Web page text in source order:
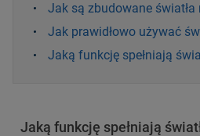
Jak są zbudowane światła
Jak prawidłowo używać
Jaką funkcję spełniają
Jaką funkcję spełniają